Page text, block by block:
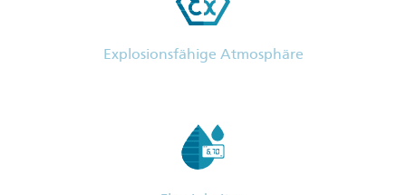
Explosionsfähige Atmosphäre